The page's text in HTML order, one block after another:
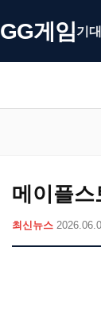
GG게임기
메이플스
최신뉴스